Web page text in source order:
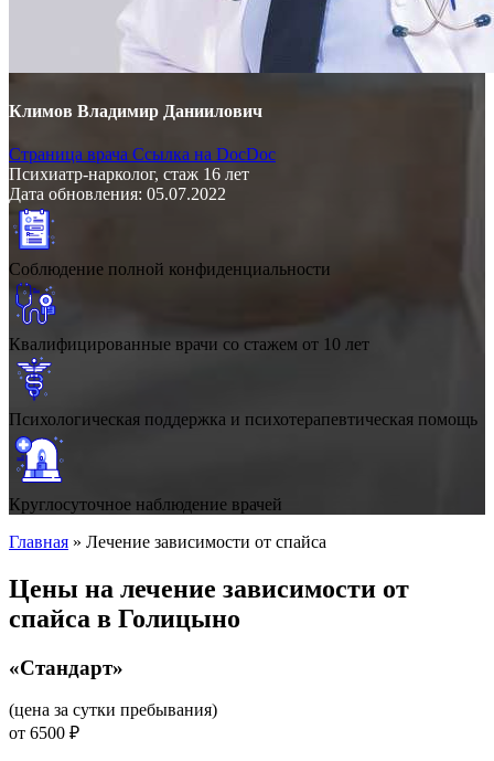
Климов Владимир Даниилович
Страница врача Ссылка на DocDoc
Психиатр-нарколог, стаж 16 лет
Дата обновления: 05.07.2022
Соблюдение полной конфиденциальности
Квалифицированные врачи со стажем от 10 лет
Психологическая поддержка и психотерапевтическая помощь
Круглосуточное наблюдение врачей
Главная » Лечение зависимости от спайса
Цены на лечение зависимости от
спайса в Голицыно
«Стандарт»
(цена за сутки пребывания)
от 6500 ₽